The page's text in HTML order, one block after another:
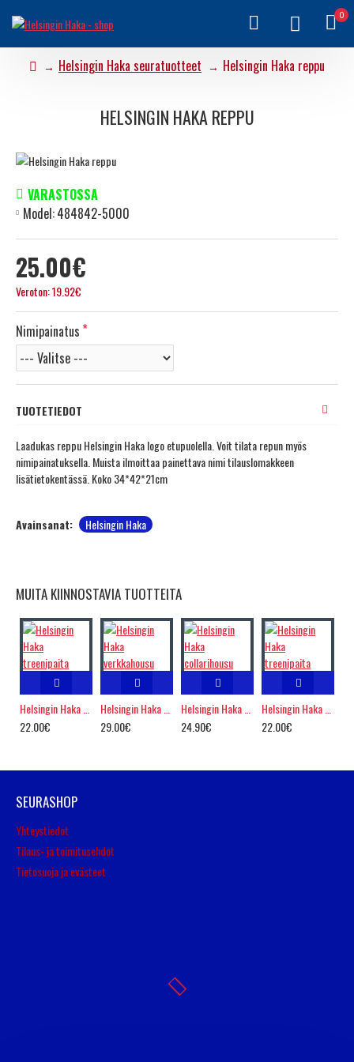
0
Helsingin Haka seuratuotteet Helsingin Haka reppu
HELSINGIN HAKA REPPU
25.00€
Veroton: 19.92€
VARASTOSSA
Model:484842-5000
Nimipainatus
TUOTETIEDOT
Laadukas reppu Helsingin Haka logo etupuolella. Voit tilata repun myös
nimipainatuksella. Muista ilmoittaa painettava nimi tilauslomakkeen
lisätietokentässä. Koko 34*42*21cm
Avainsanat: Helsingin Haka
MUITA KIINNOSTAVIA TUOTTEITA
22.00€
29.00€
24.90€
22.00€
SEURASHOP
Yhteystiedot
Tilaus- ja toimitusehdot
Tietosuoja ja evästeet